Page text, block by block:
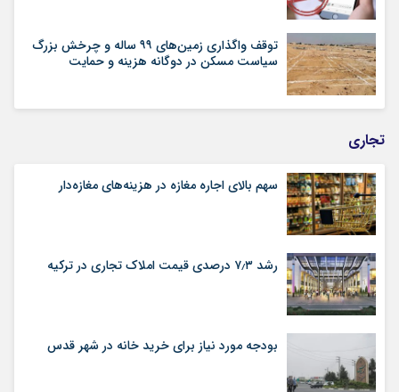
توقف واگذاری زمین‌های ۹۹ ساله و چرخش بزرگ
سیاست مسکن در دوگانه هزینه و حمایت
تجاری
سهم بالای اجاره‌‌ مغازه در هزینه‌‌های مغازه‌‌دار
رشد ۷٫۳ درصدی قیمت‌ املاک تجاری در ترکیه
بودجه مورد نیاز برای خرید خانه در شهر قدس